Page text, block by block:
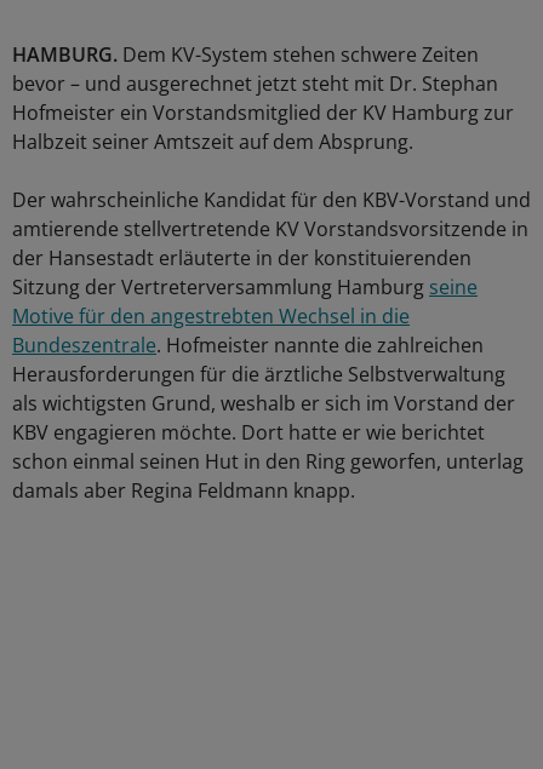
HAMBURG. Dem KV-System stehen schwere Zeiten
bevor – und ausgerechnet jetzt steht mit Dr. Stephan
Hofmeister ein Vorstandsmitglied der KV Hamburg zur
Halbzeit seiner Amtszeit auf dem Absprung.
Der wahrscheinliche Kandidat für den KBV-Vorstand und
amtierende stellvertretende KV Vorstandsvorsitzende in
der Hansestadt erläuterte in der konstituierenden
Sitzung der Vertreterversammlung Hamburg seine
Motive für den angestrebten Wechsel in die
Bundeszentrale. Hofmeister nannte die zahlreichen
Herausforderungen für die ärztliche Selbstverwaltung
als wichtigsten Grund, weshalb er sich im Vorstand der
KBV engagieren möchte. Dort hatte er wie berichtet
schon einmal seinen Hut in den Ring geworfen, unterlag
damals aber Regina Feldmann knapp.